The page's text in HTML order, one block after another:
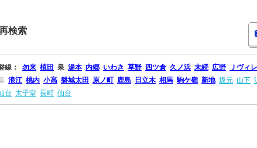
検索
線： 勿来 植田 泉 湯本 内郷 いわき 草野 四ツ倉 久ノ浜 末続 広野 Ｊヴィ
浪江 桃内 小高 磐城太田 原ノ町 鹿島 日立木 相馬 駒ケ嶺 新地 坂元 山下
台 太子堂 長町 仙台